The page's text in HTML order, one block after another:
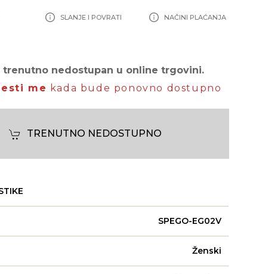
SLANJE I POVRATI NAČINI PLAĆANJA
trenutno nedostupan u online trgovini.
me kada bude ponovno dostupno
TRENUTNO NEDOSTUPNO
SPEGO-EG02V
Ženski